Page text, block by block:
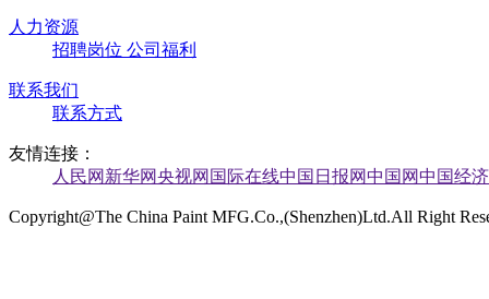
人力资源
招聘岗位 公司福利
联系我们
联系方式
友情连接：
人民网 新华网央视网 国际在线中国日报网中国网中国经
Copyright@The China Paint MFG.Co.,(Shenzhen)Ltd.All Right